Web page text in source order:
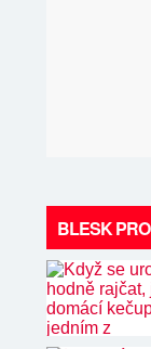
BLESK